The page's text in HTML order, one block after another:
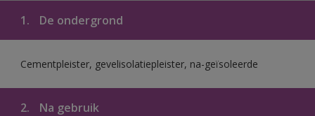
1. De ondergrond
Cementpleister, gevelisolatiepleister, na-geïsoleerde
2. Na gebruik